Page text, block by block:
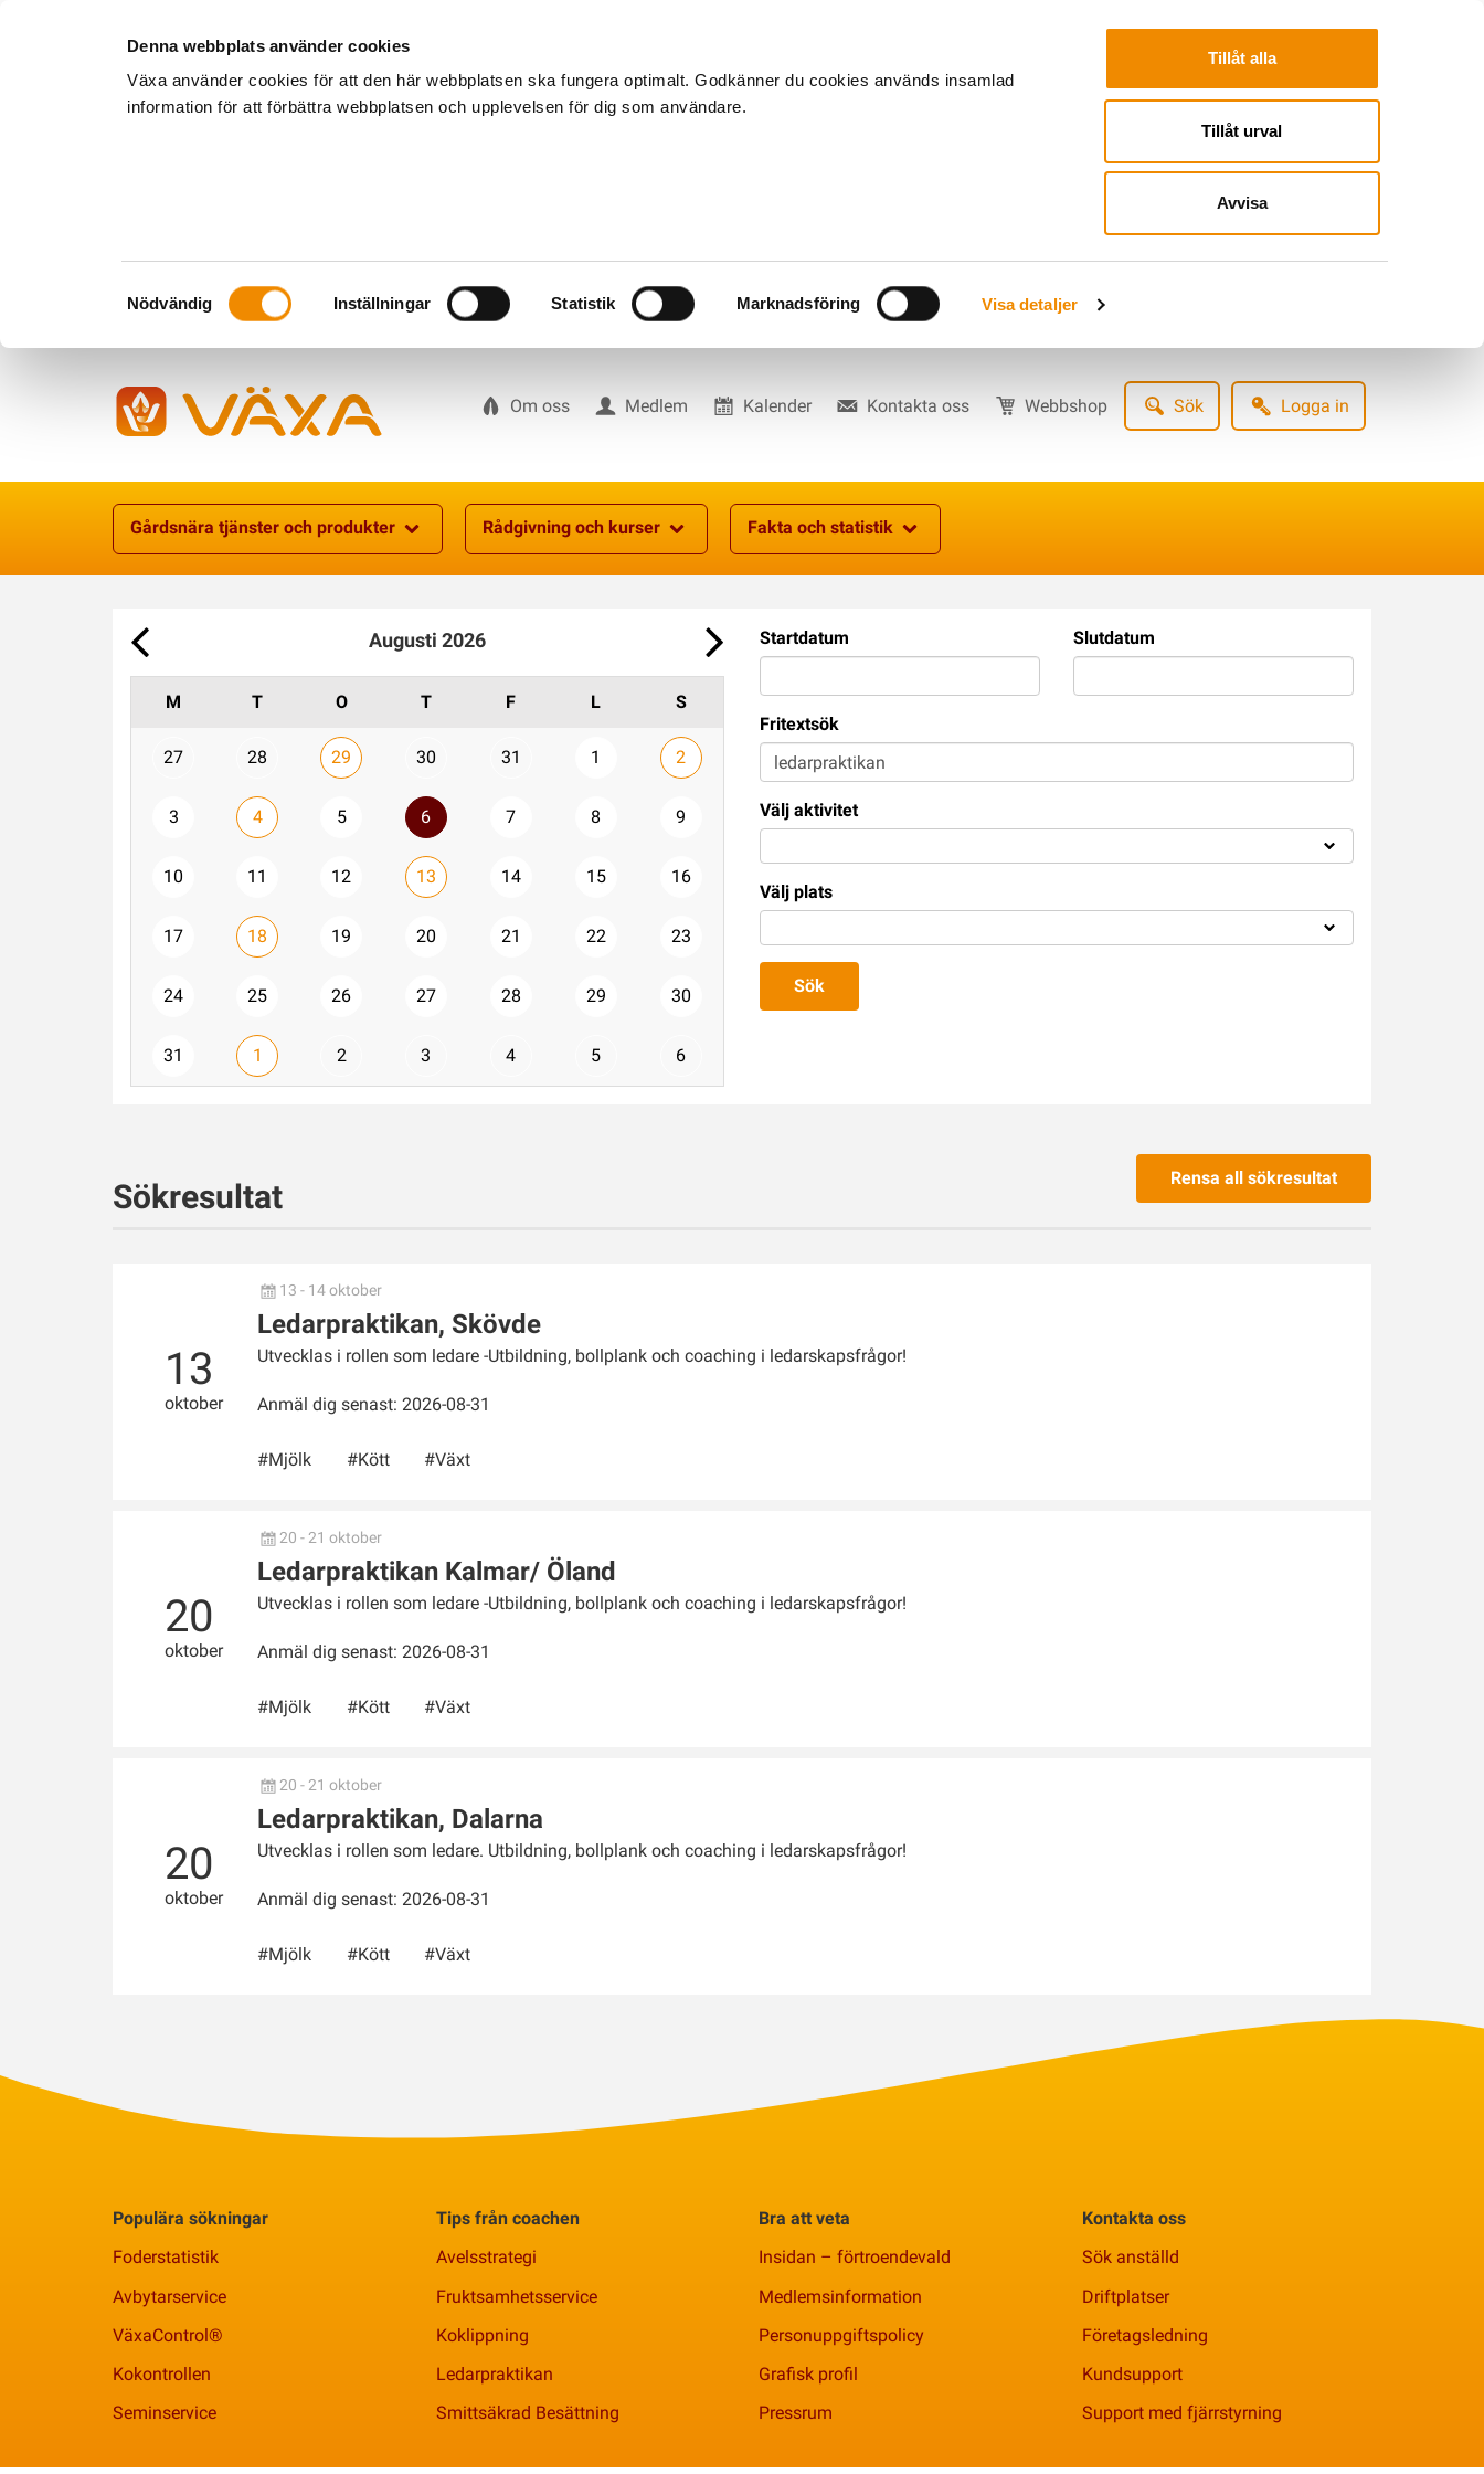
Denna webbplats använder cookies
Växa använder cookies för att den här webbplatsen ska fungera optimalt. Godkänner du cookies används insamlad
information för att förbättra webbplatsen och upplevelsen för dig som användare.
Samtyckesval
Nödvändig Inställningar Statistik Marknadsföring Visa detaljer
Tillåt alla
Tillåt urval
Avvisa
Om oss Medlem Kalender Kontakta oss Webbshop Sök Logga in
Gårdsnära tjänster och produkter
Rådgivning och kurser Fakta och statistik
Augusti 2026
M T O T F L S
27 28 29 30 31 1 2
3 4 5 6 7 8 9
10 11 12 13 14 15 16
17 18 19 20 21 22 23
24 25 26 27 28 29 30
31 1 2 3 4 5 6
Startdatum Slutdatum
Fritextsök
Välj aktivitet
Välj plats
Sök
Sökresultat Rensa all sökresultat
13
oktober
13 - 14 oktober
Ledarpraktikan, Skövde
Utvecklas i rollen som ledare -Utbildning, bollplank och coaching i ledarskapsfrågor!
Anmäl dig senast: 2026-08-31
Mjölk Kött Växt
20
oktober
20 - 21 oktober
Ledarpraktikan Kalmar/ Öland
Utvecklas i rollen som ledare -Utbildning, bollplank och coaching i ledarskapsfrågor!
Anmäl dig senast: 2026-08-31
Mjölk Kött Växt
20
oktober
20 - 21 oktober
Ledarpraktikan, Dalarna
Utvecklas i rollen som ledare. Utbildning, bollplank och coaching i ledarskapsfrågor!
Anmäl dig senast: 2026-08-31
Mjölk Kött Växt
Populära sökningar
Foderstatistik
Avbytarservice
VäxaControl®
Kokontrollen
Seminservice
Tips från coachen
Avelsstrategi
Fruktsamhetsservice
Koklippning
Ledarpraktikan
Smittsäkrad Besättning
Bra att veta
Insidan – förtroendevald
Medlemsinformation
Personuppgiftspolicy
Grafisk profil
Pressrum
Kontakta oss
Sök anställd
Driftplatser
Företagsledning
Kundsupport
Support med fjärrstyrning